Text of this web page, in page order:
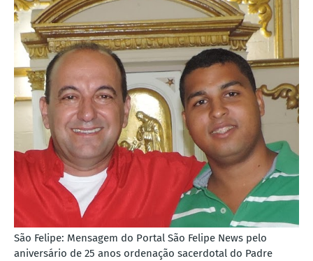
São Felipe: Mensagem do Portal São Felipe News pelo
aniversário de 25 anos ordenação sacerdotal do Padre